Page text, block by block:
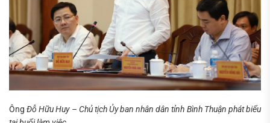
ÔngĐỗ Hữu Huy – Chủ tịch Ủy ban nhân dân tỉnh Bình Thuận phát biểu